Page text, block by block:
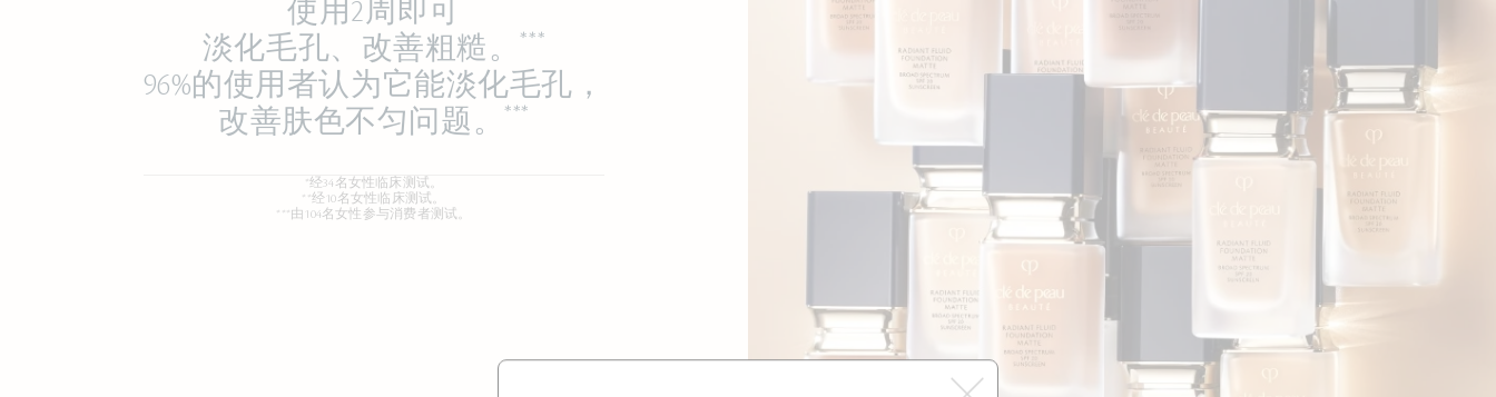
使用2周即可
淡化毛孔、改善粗糙。
***
96%的使用者认为它能淡化毛孔，
改善肤色不匀问题。
***
*经34名女性临床测试。
**经10名女性临床测试。
***由104名女性参与消费者测试。